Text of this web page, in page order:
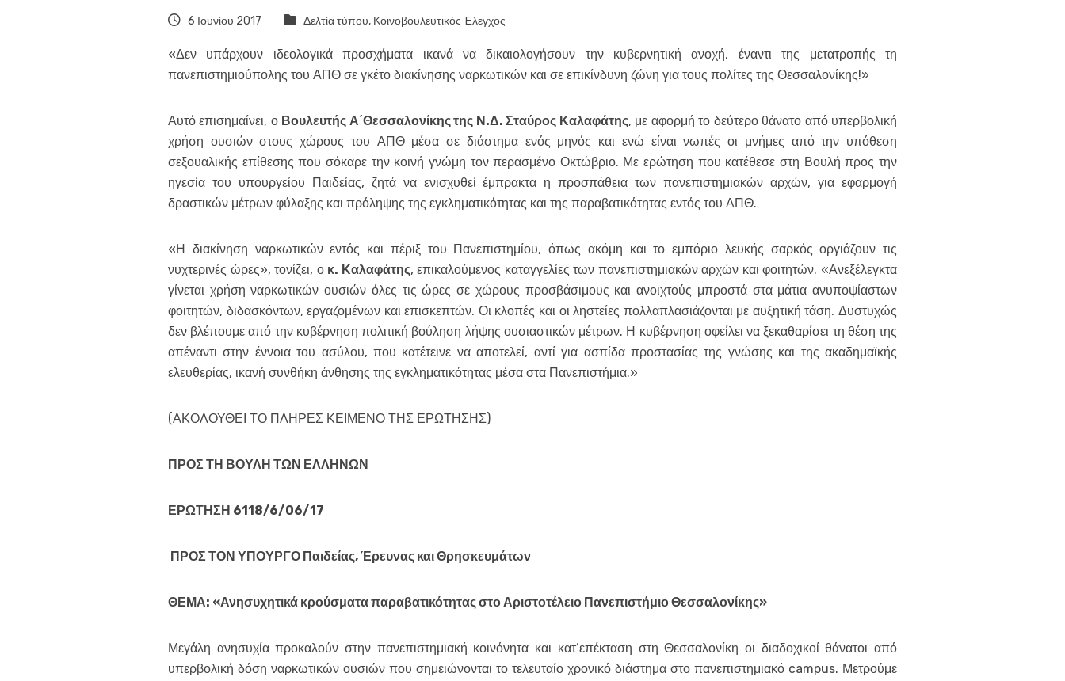
6 Ιουνίου 2017 Δελτία τύπου, Κοινοβουλευτικός Έλεγχος
«Δεν υπάρχουν ιδεολογικά προσχήματα ικανά να δικαιολογήσουν την κυβερνητική ανοχή, έναντι της μετατροπής τη
πανεπιστημιούπολης του ΑΠΘ σε γκέτο διακίνησης ναρκωτικών και σε επικίνδυνη ζώνη για τους πολίτες της Θεσσαλονίκης!»
Αυτό επισημαίνει, ο Βουλευτής Α΄Θεσσαλονίκης της Ν.Δ. Σταύρος Καλαφάτης, με αφορμή το δεύτερο θάνατο από υπερβολική
χρήση ουσιών στους χώρους του ΑΠΘ μέσα σε διάστημα ενός μηνός και ενώ είναι νωπές οι μνήμες από την υπόθεση
σεξουαλικής επίθεσης που σόκαρε την κοινή γνώμη τον περασμένο Οκτώβριο. Με ερώτηση που κατέθεσε στη Βουλή προς την
ηγεσία του υπουργείου Παιδείας, ζητά να ενισχυθεί έμπρακτα η προσπάθεια των πανεπιστημιακών αρχών, για εφαρμογή
δραστικών μέτρων φύλαξης και πρόληψης της εγκληματικότητας και της παραβατικότητας εντός του ΑΠΘ.
«Η διακίνηση ναρκωτικών εντός και πέριξ του Πανεπιστημίου, όπως ακόμη και το εμπόριο λευκής σαρκός οργιάζουν τις
νυχτερινές ώρες», τονίζει, ο κ. Καλαφάτης, επικαλούμενος καταγγελίες των πανεπιστημιακών αρχών και φοιτητών. «Ανεξέλεγκτα
γίνεται χρήση ναρκωτικών ουσιών όλες τις ώρες σε χώρους προσβάσιμους και ανοιχτούς μπροστά στα μάτια ανυποψίαστων
φοιτητών, διδασκόντων, εργαζομένων και επισκεπτών. Οι κλοπές και οι ληστείες πολλαπλασιάζονται με αυξητική τάση. Δυστυχώς
δεν βλέπουμε από την κυβέρνηση πολιτική βούληση λήψης ουσιαστικών μέτρων. Η κυβέρνηση οφείλει να ξεκαθαρίσει τη θέση της
απέναντι στην έννοια του ασύλου, που κατέτεινε να αποτελεί, αντί για ασπίδα προστασίας της γνώσης και της ακαδημαϊκής
ελευθερίας, ικανή συνθήκη άνθησης της εγκληματικότητας μέσα στα Πανεπιστήμια.»
(ΑΚΟΛΟΥΘΕΙ ΤΟ ΠΛΗΡΕΣ ΚΕΙΜΕΝΟ ΤΗΣ ΕΡΩΤΗΣΗΣ)
ΠΡΟΣΤΗ ΒΟΥΛΗ ΤΩΝ ΕΛΛΗΝΩΝ
ΕΡΩΤΗΣΗ 6118/6/06/17
ΠΡΟΣ ΤΟΝ ΥΠΟΥΡΓΟ Παιδείας, Έρευνας και Θρησκευμάτων
ΘΕΜΑ: «Ανησυχητικά κρούσματα παραβατικότητας στο Αριστοτέλειο Πανεπιστήμιο Θεσσαλονίκης»
Μεγάλη ανησυχία προκαλούν στην πανεπιστημιακή κοινόνητα και κατ’επέκταση στη Θεσσαλονίκη οι διαδοχικοί θάνατοι από
υπερβολική δόση ναρκωτικών ουσιών που σημειώνονται το τελευταίο χρονικό διάστημα στο πανεπιστημιακό campus. Μετρούμε